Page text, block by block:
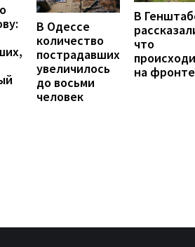
В Одессе
количество
пострадавших
увеличилось
до восьми
человек
В
что
на фронте